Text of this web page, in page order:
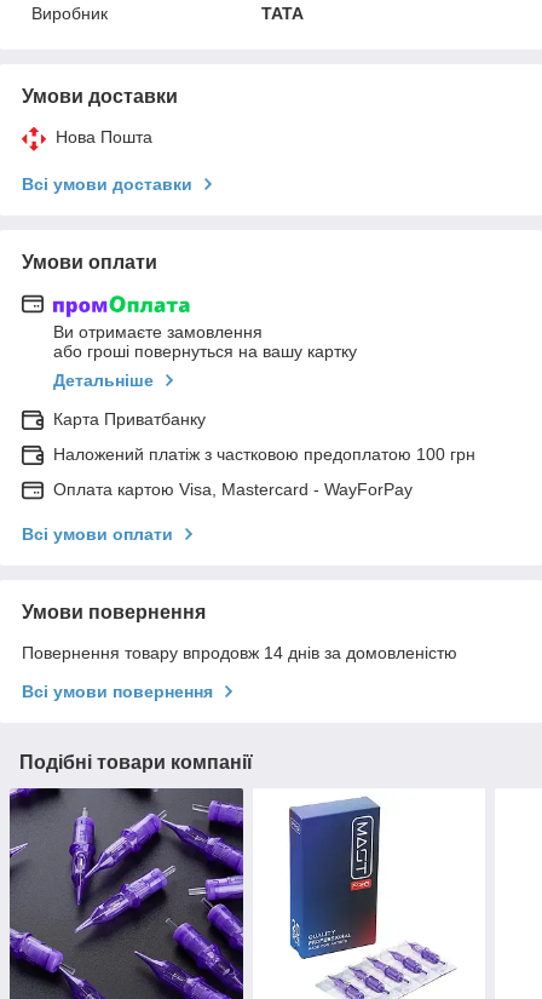
Виробник
TATA
Умови доставки
Нова Пошта
Всі умови доставки
Умови оплати
Ви отримаєте замовлення
або гроші повернуться на вашу картку
Детальніше
Карта Приватбанку
Наложений платіж з частковою предоплатою 100 грн
Оплата картою Visa, Mastercard - WayForPay
Всі умови оплати
Умови повернення
Повернення товару впродовж 14 днів за домовленістю
Всі умови повернення
Подібні товари компанії